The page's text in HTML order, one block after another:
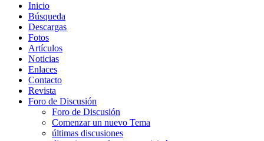
Inicio
Búsqueda
Descargas
Fotos
Artículos
Noticias
Enlaces
Contacto
Revista
Foro de Discusión
Foro de Discusión
Comenzar un nuevo Tema
últimas discusiones